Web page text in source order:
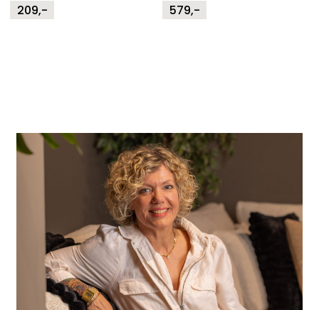
209,- 579,-